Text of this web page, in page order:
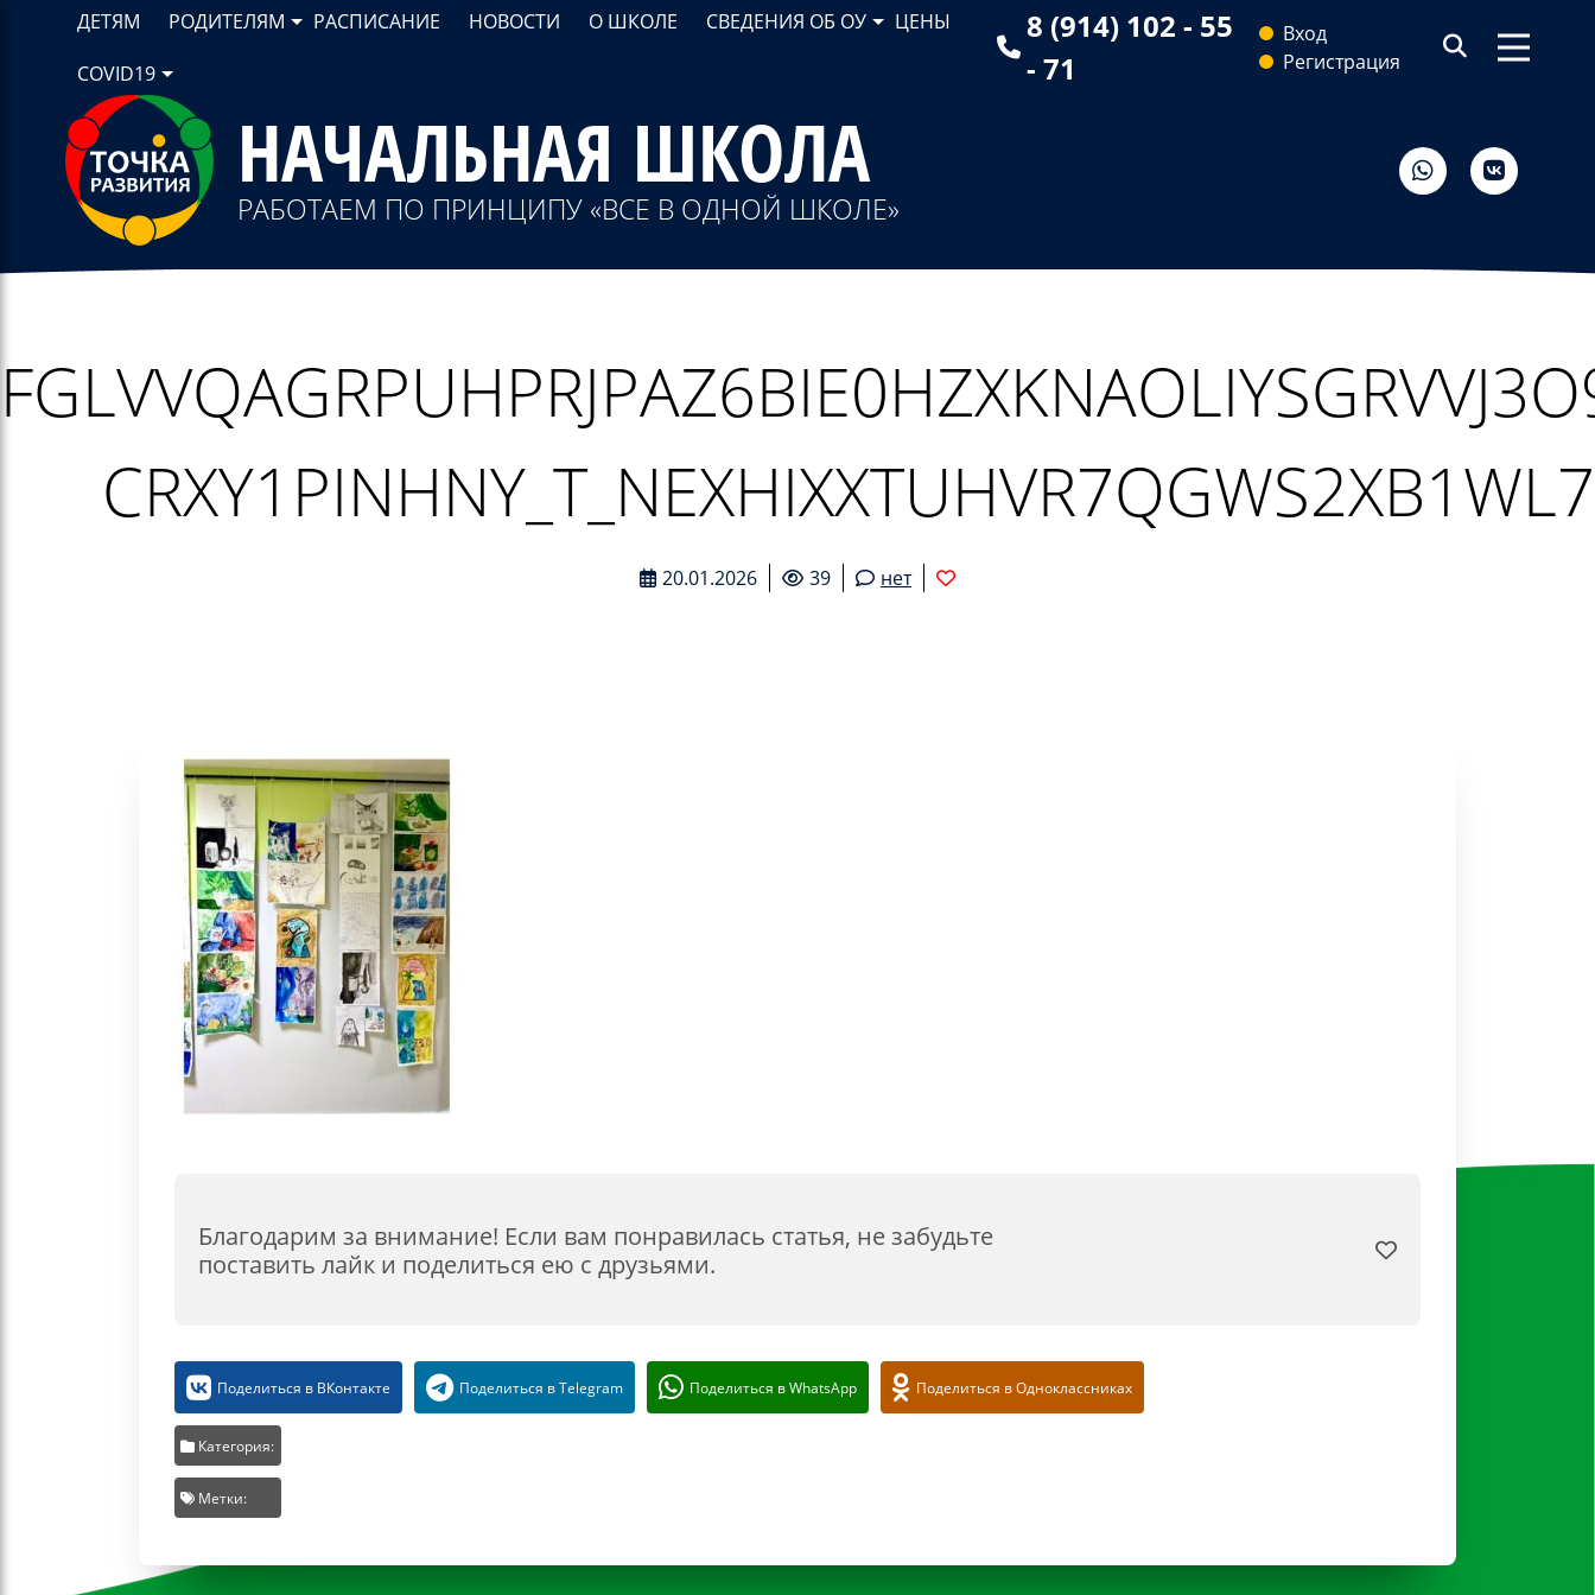
ДЕТЯМ РОДИТЕЛЯМ РАСПИСАНИЕ НОВОСТИ О ШКОЛЕ СВЕДЕНИЯ ОБ ОУ ЦЕНЫ
COVID19
8 (914) 102 - 55
- 71
Вход
Регистрация
НАЧАЛЬНАЯ ШКОЛА
РАБОТАЕМ ПО ПРИНЦИПУ «ВСЕ В ОДНОЙ ШКОЛЕ»
20.01.2026 39 нет
Благодарим за внимание! Если вам понравилась статья, не забудьте
поставить лайк и поделиться ею с друзьями.
Поделиться в ВКонтакте Поделиться в Telegram Поделиться в WhatsApp Поделиться в Одноклассниках
Категория:
Метки: